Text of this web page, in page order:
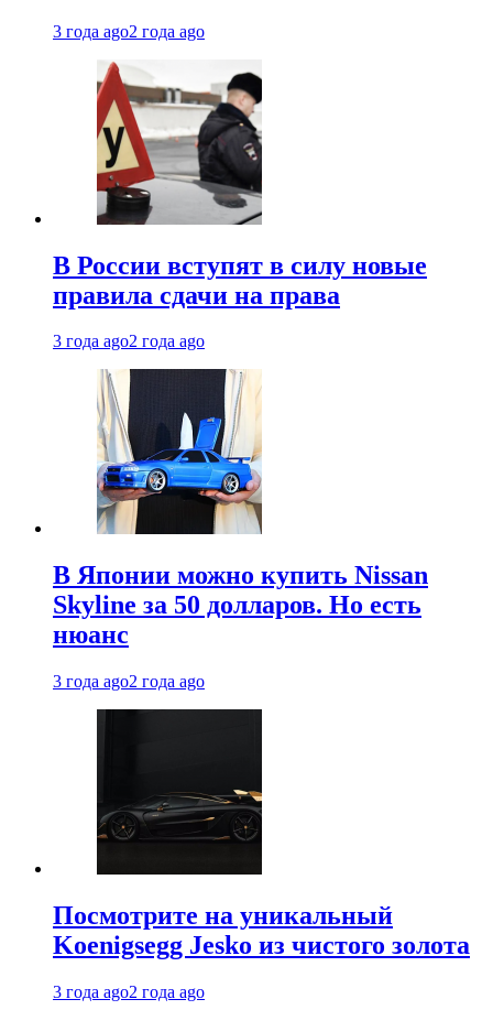
3 года ago2 года ago
В России вступят в силу новые
правила сдачи на права
3 года ago2 года ago
В Японии можно купить Nissan
Skyline за 50 долларов. Но есть
нюанс
3 года ago2 года ago
Посмотрите на уникальный
Koenigsegg Jesko из чистого золота
3 года ago2 года ago